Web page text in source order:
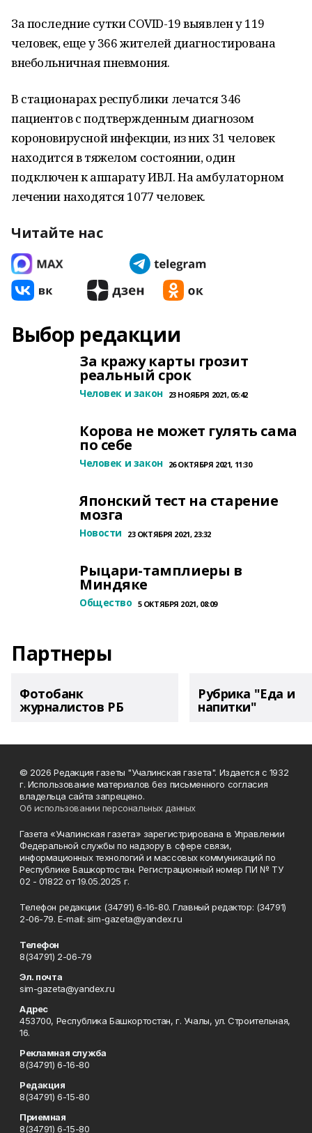
За последние сутки COVID-19 выявлен у 119
человек, еще у 366 жителей диагностирована
внебольничная пневмония.
В стационарах республики лечатся 346
пациентов с подтвержденным диагнозом
короновирусной инфекции, из них 31 человек
находится в тяжелом состоянии, один
подключен к аппарату ИВЛ. На амбулаторном
лечении находятся 1077 человек.
Читайте нас
Выбор редакции
За кражу карты грозит
реальный срок
Человек и закон 23 НОЯБРЯ 2021, 05:42
Корова не может гулять сама
по себе
Человек и закон 26 ОКТЯБРЯ 2021, 11:30
Японский тест на старение
мозга
Новости 23 ОКТЯБРЯ 2021, 23:32
Рыцари-тамплиеры в
Миндяке
Общество 5 ОКТЯБРЯ 2021, 08:09
Партнеры
Фотобанк
журналистов РБ
Рубрика "Еда и
напитки"
© 2026 Редакция газеты "Учалинская газета". Издается с 1932
г. Использование материалов без письменного согласия
владельца сайта запрещено.
Об использовании персональных данных
Газета «Учалинская газета» зарегистрирована в Управлении
Федеральной службы по надзору в сфере связи,
информационных технологий и массовых коммуникаций по
Республике Башкортостан. Регистрационный номер ПИ № ТУ
02 - 01822 от 19.05.2025 г.
Телефон редакции: (34791) 6-16-80. Главный редактор: (34791)
2-06-79. Е-mаil: sim-gazeta@yandex.ru
Телефон
8(34791) 2-06-79
Эл. почта
sim-gazeta@yandex.ru
Адрес
453700, Республика Башкортостан, г. Учалы, ул. Строительная,
16.
Рекламная служба
8(34791) 6-16-80
Редакция
8(34791) 6-15-80
Приемная
8(34791) 6-15-80